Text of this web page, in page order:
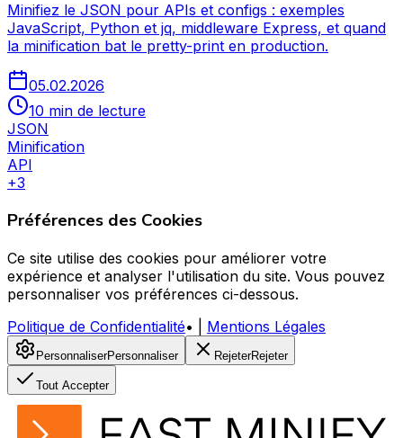
Minifiez le JSON pour APIs et configs : exemples
JavaScript, Python et jq, middleware Express, et quand
la minification bat le pretty-print en production.
05.02.2026
10 min de lecture
JSON
Minification
API
+3
Préférences des Cookies
Ce site utilise des cookies pour améliorer votre
expérience et analyser l'utilisation du site. Vous pouvez
personnaliser vos préférences ci-dessous.
Politique de Confidentialité• Mentions Légales
PersonnaliserPersonnaliser RejeterRejeter
Tout Accepter